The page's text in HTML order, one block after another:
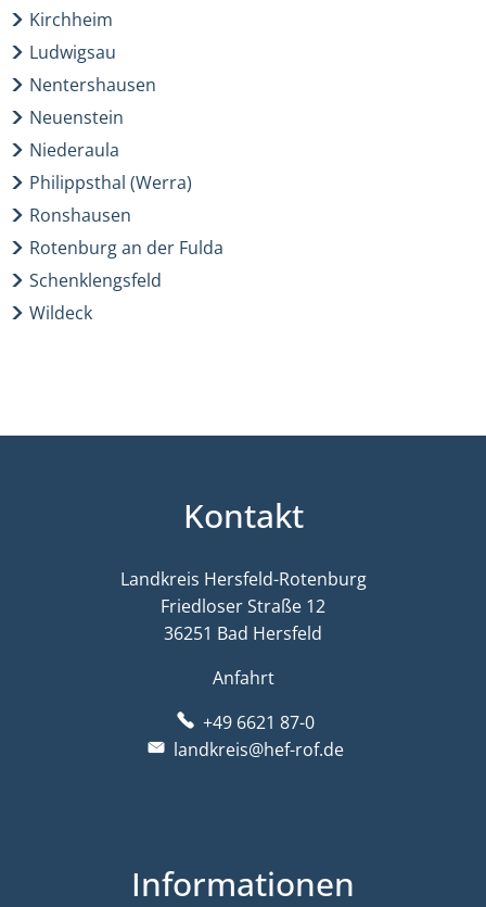
Kirchheim
Ludwigsau
Nentershausen
Neuenstein
Niederaula
Philippsthal (Werra)
Ronshausen
Rotenburg an der Fulda
Schenklengsfeld
Wildeck
Kontakt
Landkreis Hersfeld-Rotenburg
Friedloser Straße 12
36251 Bad Hersfeld
Anfahrt
+49 6621 87-0
landkreis@hef-rof.de
Informationen